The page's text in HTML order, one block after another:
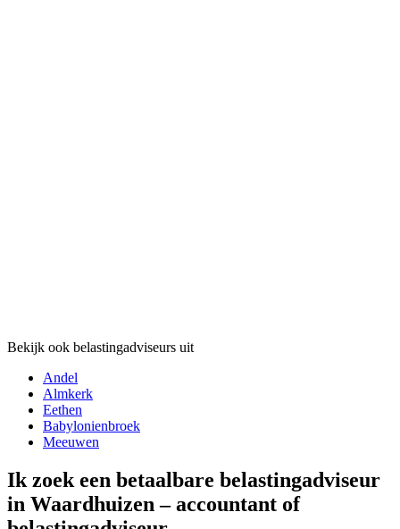
Bekijk ook belastingadviseurs uit
Andel
Almkerk
Eethen
Babylonienbroek
Meeuwen
Ik zoek een betaalbare belastingadviseur
in Waardhuizen – accountant of